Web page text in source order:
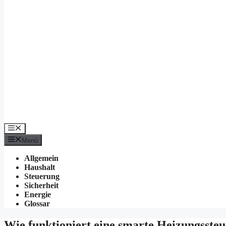
Menü
Menü
Allgemein
Haushalt
Steuerung
Sicherheit
Energie
Glossar